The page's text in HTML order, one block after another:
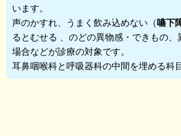
います。
声のかすれ、うまく飲み込めない（嚥下
るとむせる 、のどの異物感・できもの
場合などが診療の対象です。
耳鼻咽喉科と呼吸器科の中間を埋める科